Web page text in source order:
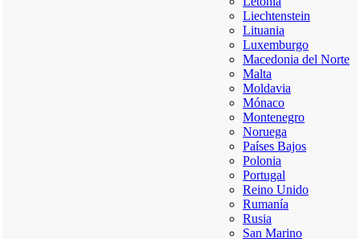
Liechtenstein
Lituania
Luxemburgo
Macedonia del Norte
Malta
Moldavia
Mónaco
Montenegro
Noruega
Países Bajos
Polonia
Portugal
Reino Unido
Rumanía
Rusia
San Marino